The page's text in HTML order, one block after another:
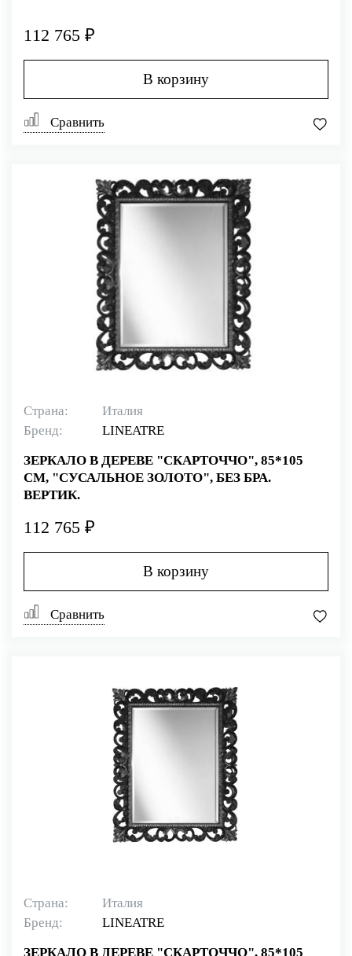
112 765 ₽
В корзину
Сравнить
Страна:
Италия
Бренд:
LINEATRE
ЗЕРКАЛО В ДЕРЕВЕ "СКАРТОЧЧО", 85*105
СМ, "СУСАЛЬНОЕ ЗОЛОТО", БЕЗ БРА.
ВЕРТИК.
112 765 ₽
В корзину
Сравнить
Страна:
Италия
Бренд:
LINEATRE
ЗЕРКАЛО В ДЕРЕВЕ "СКАРТОЧЧО", 85*105